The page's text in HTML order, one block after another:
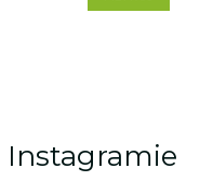
Instagramie